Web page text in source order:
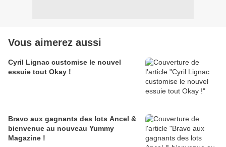
Vous aimerez aussi
Cyril Lignac customise le nouvel
essuie tout Okay !
Bravo aux gagnants des lots Ancel &
bienvenue au nouveau Yummy
Magazine !